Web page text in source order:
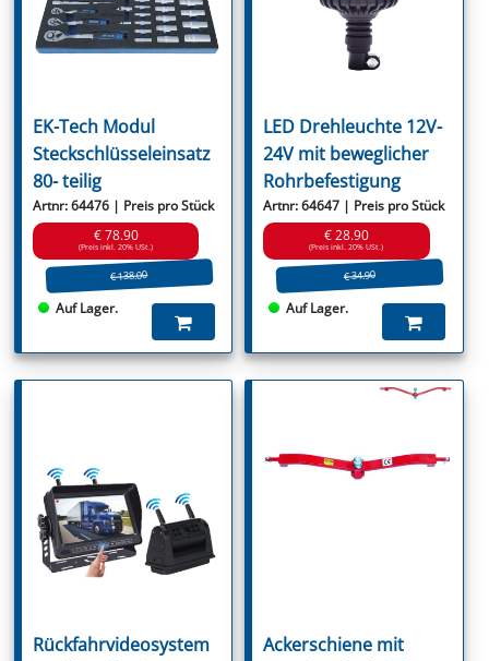
EK-Tech Modul
Steckschlüsseleinsatz
80- teilig
Artnr: 64476 | Preis pro Stück
€ 78.90
(Preis inkl. 20% USt.)
€ 138.00
Auf Lager.
LED Drehleuchte 12V-
24V mit beweglicher
Rohrbefestigung
Artnr: 64647 | Preis pro Stück
€ 28.90
(Preis inkl. 20% USt.)
€ 34.90
Auf Lager.
Rückfahrvideosystem
Ackerschiene mit